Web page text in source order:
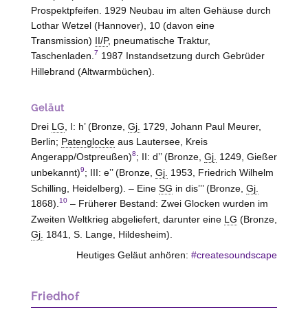
Prospektpfeifen. 1929 Neubau im alten Gehäuse durch
Lothar Wetzel (Hannover), 10 (davon eine
Transmission) II/P, pneumatische Traktur,
Taschenladen. 7 1987 Instandsetzung durch Gebrüder
Hillebrand (Altwarmbüchen).
Geläut
Drei LG, I: h’ (Bronze, Gj. 1729, Johann Paul Meurer,
Berlin; Patenglockeaus Lautersee, Kreis
Angerapp/Ostpreußen)8; II: d’’ (Bronze, Gj. 1249, Gießer
unbekannt)9; III: e’’ (Bronze, Gj. 1953, Friedrich Wilhelm
Schilling, Heidelberg). – Eine SG in dis’’’ (Bronze, Gj.
1868).10– Früherer Bestand: Zwei Glocken wurden im
Zweiten Weltkrieg abgeliefert, darunter eine LG (Bronze,
Gj. 1841, S. Lange, Hildesheim).
Heutiges Geläut anhören:#createsoundscape
Friedhof